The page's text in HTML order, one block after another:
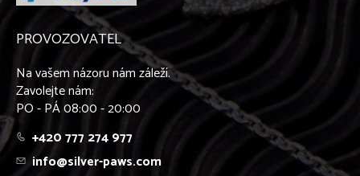
PROVOZOVATEL
Na vašem názoru nám záleží.
Zavolejte nám:
PO - PÁ 08:00 - 20:00
+420 777 274 977
info@silver-paws.com